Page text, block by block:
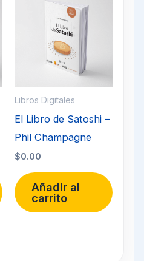
Libros Digitales
El Libro de Satoshi –
Phil Champagne
$0.00
Añadir al
carrito